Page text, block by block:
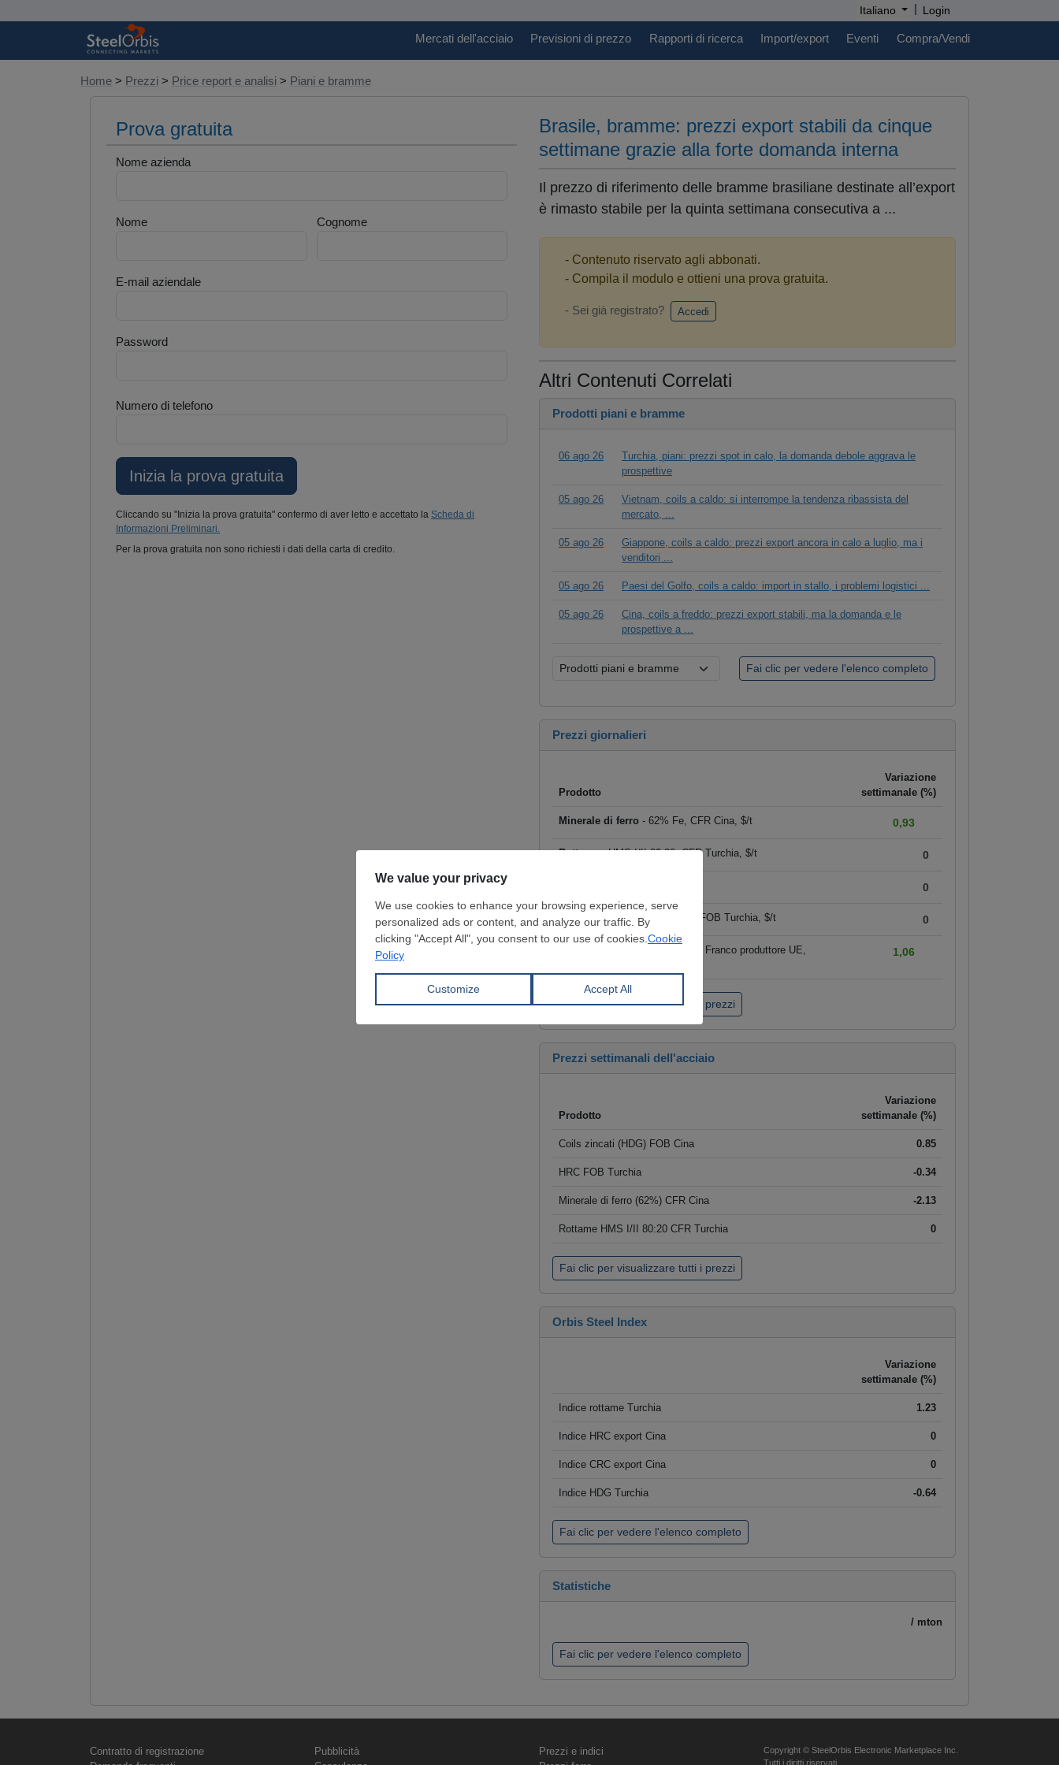
Italiano | Login
Mercati dell'acciaio Previsioni di prezzo Rapporti di ricerca Import/export Eventi Compra/Vendi
Home > Prezzi > Price report e analisi > Piani e bramme
Prova gratuita
Nome azienda
Nome Cognome
E-mail aziendale
Password
Numero di telefono
Cliccando su "Inizia la prova gratuita" confermo di aver letto e accettato la Scheda di
Informazioni Preliminari.
Per la prova gratuita non sono richiesti i dati della carta di credito.
Brasile, bramme: prezzi export stabili da cinque
settimane grazie alla forte domanda interna
Il prezzo di riferimento delle bramme brasiliane destinate all’export
è rimasto stabile per la quinta settimana consecutiva a ...
- Contenuto riservato agli abbonati.
- Compila il modulo e ottieni una prova gratuita.
- Sei già registrato? Accedi
Altri Contenuti Correlati
Prodotti piani e bramme
06 ago 26
Turchia, piani: prezzi spot in calo, la domanda debole aggrava le
prospettive
05 ago 26
Vietnam, coils a caldo: si interrompe la tendenza ribassista del
mercato, ...
05 ago 26
Giappone, coils a caldo: prezzi export ancora in calo a luglio, ma i
venditori ...
05 ago 26 Paesi del Golfo, coils a caldo: import in stallo, i problemi logistici ...
05 ago 26
Cina, coils a freddo: prezzi export stabili, ma la domanda e le
prospettive a ...
Prezzi giornalieri
Prodotto
Variazione
settimanale (%)
Minerale di ferro - 62% Fe, CFR Cina, $/t 0,93
Rottame- HMS I/II 80:20, CFR Turchia, $/t 0
0
Tondo per cemento armato - FOB Turchia, $/t 0
- Franco produttore UE,
1,06
Fai clic per visualizzare tutti i prezzi
Prezzi settimanali dell'acciaio
Prodotto
Variazione
settimanale (%)
Coils zincati (HDG) FOB Cina 0.85
HRC FOB Turchia -0.34
Minerale di ferro (62%) CFR Cina -2.13
Rottame HMS I/II 80:20 CFR Turchia 0
Fai clic per visualizzare tutti i prezzi
Orbis Steel Index
Variazione
settimanale (%)
Indice rottame Turchia 1.23
Indice HRC export Cina 0
Indice CRC export Cina 0
Indice HDG Turchia -0.64
Fai clic per vedere l'elenco completo
Statistiche
/ mton
Fai clic per vedere l'elenco completo
Contratto di registrazione
Pubblicità
Prezzi e indici
Copyright © SteelOrbis Electronic Marketplace Inc.
Tutti i diritti riservati